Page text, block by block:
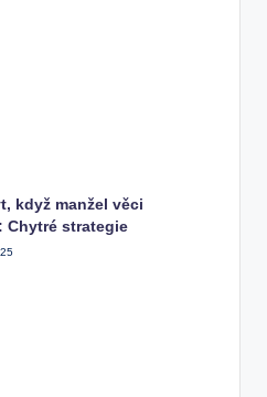
když manžel věci
Chytré strategie